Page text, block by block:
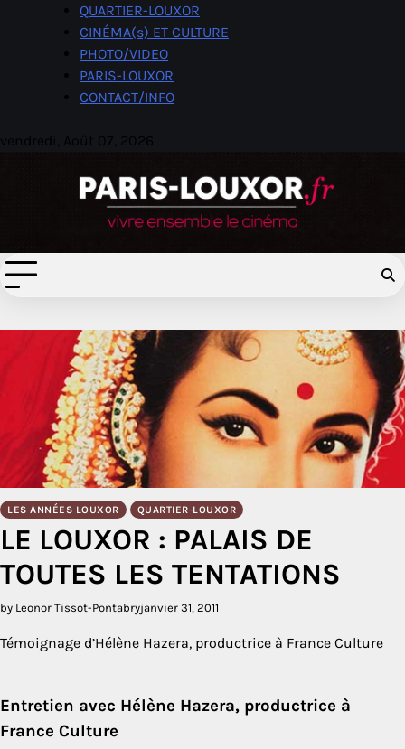
QUARTIER-LOUXOR
CINÉMA(s) ET CULTURE
PHOTO/VIDEO
PARIS-LOUXOR
CONTACT/INFO
vendredi, Août 07, 2026
LES ANNÉES LOUXOR QUARTIER-LOUXOR
LE LOUXOR : PALAIS DE
TOUTES LES TENTATIONS
by Leonor Tissot-Pontabryjanvier 31, 2011
Témoignage d’Hélène Hazera, productrice à France Culture
Entretien avec Hélène Hazera, productrice à
France Culture